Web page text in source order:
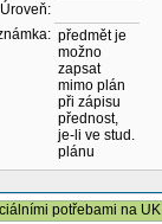
Úroveň:
předmět je
možno
zapsat
mimo plán
při zápisu
přednost,
je-li ve stud.
plánu
potřebami na UK